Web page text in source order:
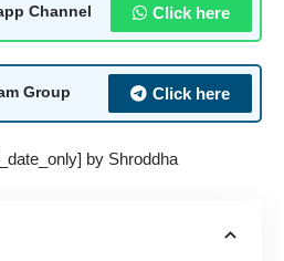
Channel Click here
Group Click here
by Shroddha